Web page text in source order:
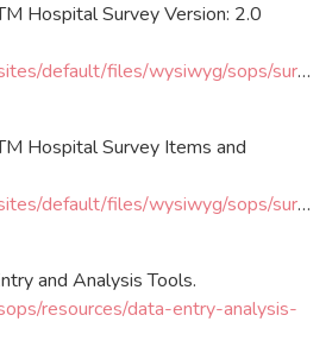
Hospital Survey Version: 2.0
default/files/wysiwyg/sops/
Hospital Survey Items and
default/files/wysiwyg/sops/
and Analysis Tools.
resources/data-entry-analysis-